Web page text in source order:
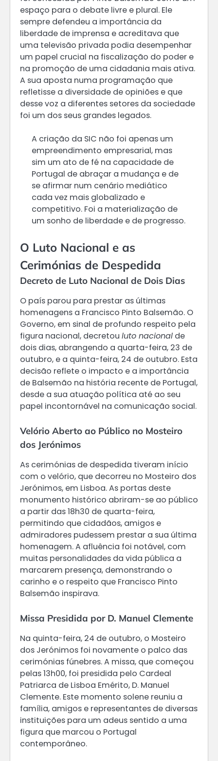
espaço para o debate livre e plural. Ele
sempre defendeu a importância da
liberdade de imprensa e acreditava que
uma televisão privada podia desempenhar
um papel crucial na fiscalização do poder e
na promoção de uma cidadania mais ativa.
A sua aposta numa programação que
refletisse a diversidade de opiniões e que
desse voz a diferentes setores da sociedade
foi um dos seus grandes legados.
A criação da SIC não foi apenas um
empreendimento empresarial, mas
sim um ato de fé na capacidade de
Portugal de abraçar a mudança e de
se afirmar num cenário mediático
cada vez mais globalizado e
competitivo. Foi a materialização de
um sonho de liberdade e de progresso.
O Luto Nacional e as
Cerimónias de Despedida
Decreto de Luto Nacional de Dois Dias
O país parou para prestar as últimas
homenagens a Francisco Pinto Balsemão. O
Governo, em sinal de profundo respeito pela
figura nacional, decretou luto nacional de
dois dias, abrangendo a quarta-feira, 23 de
outubro, e a quinta-feira, 24 de outubro. Esta
decisão reflete o impacto e a importância
de Balsemão na história recente de Portugal,
desde a sua atuação política até ao seu
papel incontornável na comunicação social.
Velório Aberto ao Público no Mosteiro
dos Jerónimos
As cerimónias de despedida tiveram início
com o velório, que decorreu no Mosteiro dos
Jerónimos, em Lisboa. As portas deste
monumento histórico abriram-se ao público
a partir das 18h30 de quarta-feira,
permitindo que cidadãos, amigos e
admiradores pudessem prestar a sua última
homenagem. A afluência foi notável, com
muitas personalidades da vida pública a
marcarem presença, demonstrando o
carinho e o respeito que Francisco Pinto
Balsemão inspirava.
Missa Presidida por D. Manuel Clemente
Na quinta-feira, 24 de outubro, o Mosteiro
dos Jerónimos foi novamente o palco das
cerimónias fúnebres. A missa, que começou
pelas 13h00, foi presidida pelo Cardeal
Patriarca de Lisboa Emérito, D. Manuel
Clemente. Este momento solene reuniu a
família, amigos e representantes de diversas
instituições para um adeus sentido a uma
figura que marcou o Portugal
contemporâneo.